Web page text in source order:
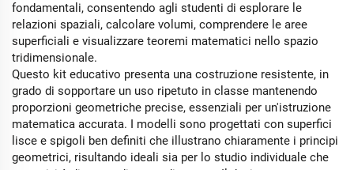
fondamentali, consentendo agli studenti di esplorare le
relazioni spaziali, calcolare volumi, comprendere le aree
superficiali e visualizzare teoremi matematici nello spazio
tridimensionale.
Questo kit educativo presenta una costruzione resistente, in
grado di sopportare un uso ripetuto in classe mantenendo
proporzioni geometriche precise, essenziali per un'istruzione
matematica accurata. I modelli sono progettati con superfici
lisce e spigoli ben definiti che illustrano chiaramente i principi
geometrici, risultando ideali sia per lo studio individuale che